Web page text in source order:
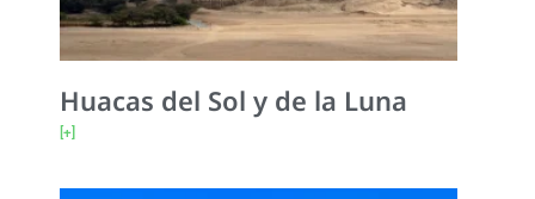
Huacas del Sol y de la Luna
[+]